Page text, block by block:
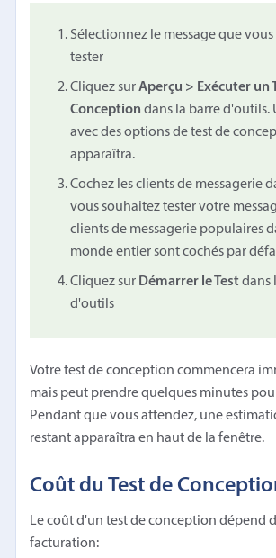
Sélectionnez le message que
tester
Cliquez surAperçu > Exécuter un
Conception dans la barre d'outils.
avec des options de test de
apparaîtra.
Cochez les clients de messagerie
vous souhaitez tester votre
clients de messagerie populaires
monde entier sont cochés par
Cliquez sur Démarrer le Testdans
d'outils
Votre test de conception commencera
mais peut prendre quelques minutes
Pendant que vous attendez, une
restant apparaîtra en haut de la fenêtre.
Coût du Test de
Le coût d'un test de conception dépend
facturation: